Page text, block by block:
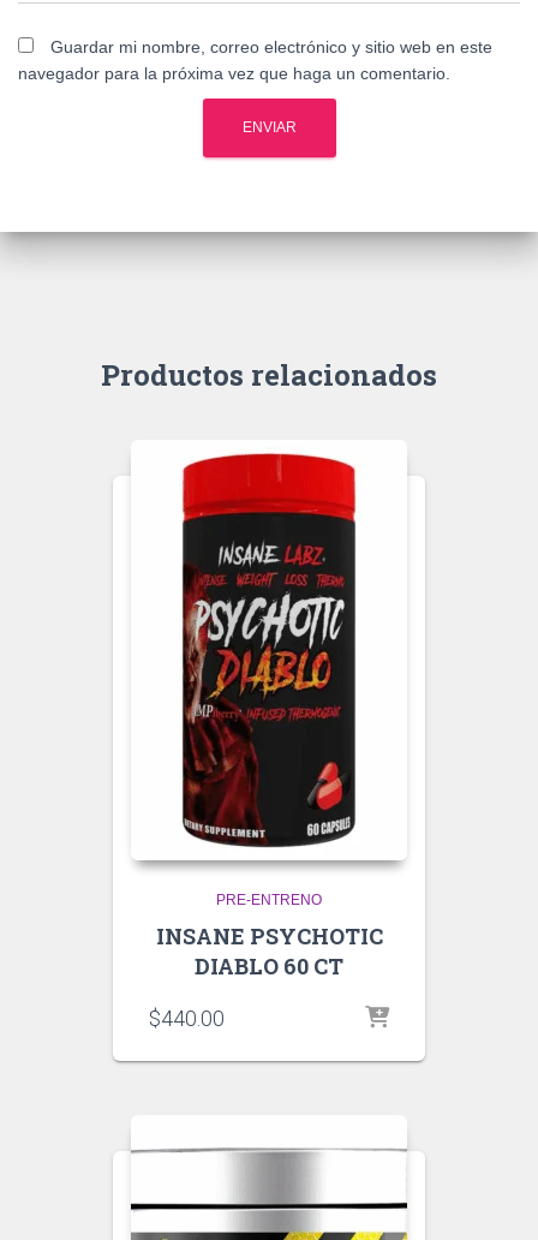
Guardar mi nombre, correo electrónico y sitio web en este
navegador para la próxima vez que haga un comentario.
Productos relacionados
PRE-ENTRENO
INSANE PSYCHOTIC
DIABLO 60 CT
$440.00